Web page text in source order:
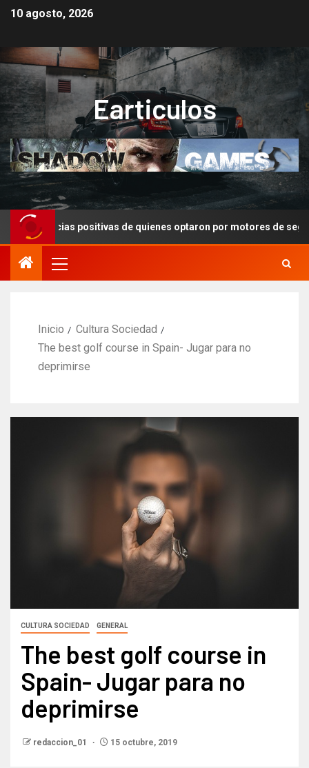
10 agosto, 2026
Earticulos
positivas de quienes optaron por motores de segunda
Inicio
Cultura Sociedad
The best golf course in Spain- Jugar para no
deprimirse
CULTURA SOCIEDAD GENERAL
The best golf course in
Spain- Jugar para no
deprimirse
redaccion_01 15 octubre, 2019